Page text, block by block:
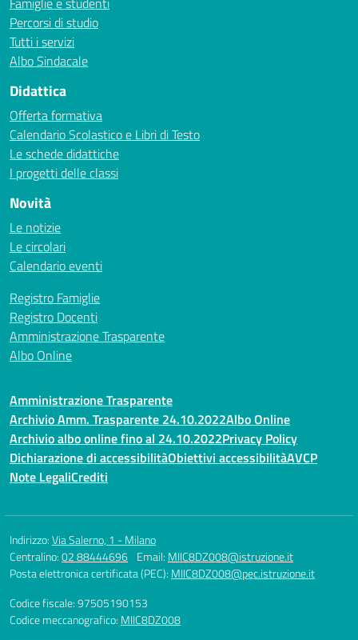
Percorsi di studio
Tutti i servizi
Albo Sindacale
Didattica
Offerta formativa
Calendario Scolastico e Libri di Testo
Le schede didattiche
I progetti delle classi
Novità
Le notizie
Le circolari
Calendario eventi
Registro Famiglie
Registro Docenti
Amministrazione Trasparente
Albo Online
Amministrazione Trasparente
Archivio Amm. Trasparente 24.10.2022Albo Online
Archivio albo online fino al 24.10.2022Privacy Policy
Dichiarazione di accessibilitàObiettivi accessibilitàAVCP
Note LegaliCrediti
Indirizzo:Via Salerno, 1 - Milano
Centralino:02 88444696 Email: MIIC8DZ008@istruzione.it
Posta elettronica certificata (PEC): MIIC8DZ008@pec.istruzione.it
Codice fiscale: 97505190153
Codice meccanografico: MIIC8DZ008